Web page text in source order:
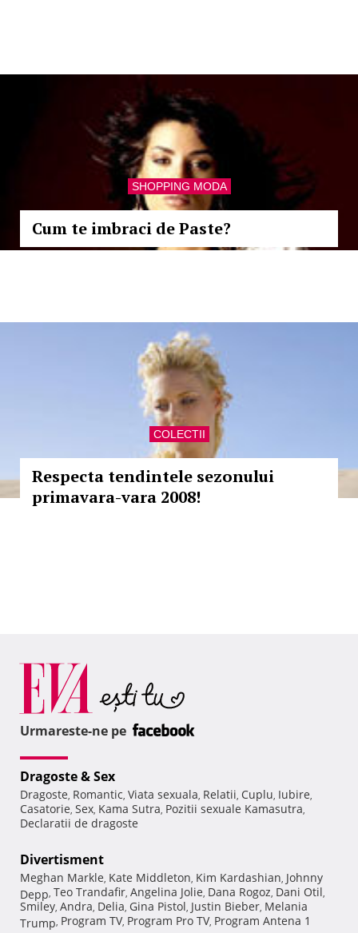
SHOPPING MODA
Cum te imbraci de Paste?
COLECTII
Respecta tendintele sezonului
primavara-vara 2008!
Urmareste-ne pe
Dragoste & Sex
Dragoste, Romantic, Viata sexuala, Relatii, Cuplu, Iubire,
Casatorie, Sex, Kama Sutra, Pozitii sexuale Kamasutra,
Declaratii de dragoste
Divertisment
Meghan Markle, Kate Middleton, Kim Kardashian, Johnny
Depp, Teo Trandafir, Angelina Jolie, Dana Rogoz, Dani Otil,
Smiley, Andra, Delia, Gina Pistol, Justin Bieber, Melania
Trump, Program TV, Program Pro TV, Program Antena 1